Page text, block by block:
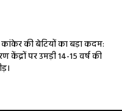
में फाइब्रो स्कैन कैंप
को लगेगा अत्याधुनिक
की बेटियों का बड़ा कदम:
पर उमड़ी 14-15 वर्ष की